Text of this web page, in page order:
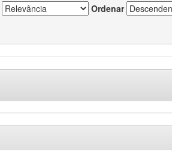
Ordenar